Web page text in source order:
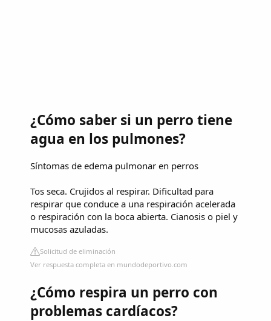
¿Cómo saber si un perro tiene
agua en los pulmones?
Síntomas de edema pulmonar en perros
Tos seca. Crujidos al respirar. Dificultad para
respirar que conduce a una respiración acelerada
o respiración con la boca abierta. Cianosis o piel y
mucosas azuladas.
Solicitud de eliminación
Ver respuesta completa en mundodeportivo.com
¿Cómo respira un perro con
problemas cardíacos?